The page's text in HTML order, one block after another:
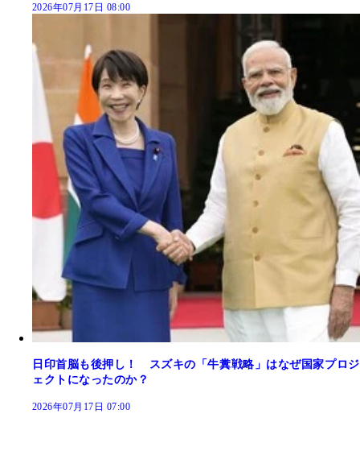
2026年07月17日 08:00
日印首脳も後押し！ スズキの「牛糞戦略」はなぜ国家プロジ
ェクトになったのか？
2026年07月17日 07:00